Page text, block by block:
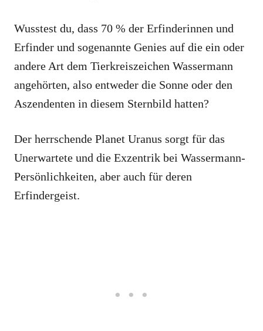
Wusstest du, dass 70 % der Erfinderinnen und
Erfinder und sogenannte Genies auf die ein oder
andere Art dem Tierkreiszeichen Wassermann
angehörten, also entweder die Sonne oder den
Aszendenten in diesem Sternbild hatten?
Der herrschende Planet Uranus sorgt für das
Unerwartete und die Exzentrik bei Wassermann-
Persönlichkeiten, aber auch für deren
Erfindergeist.